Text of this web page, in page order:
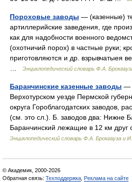
Пороховые заводы — (казенные)
артиллерийские заведения, где
как для надобности военного
(охотничий порох) в частные руки;
приготовляются и др. взрывчатыея
…
Энциклопедический словарь Ф.А.
Баранчинские казенные заводы —
Верхотурском уезде Пермской
округа Гороблагодатских заводов,
(см. это сл.). Б. заводов два: Нижне
Баранчинский лежащие в 12 км
Энциклопедический словарь Ф.А. Брокгауза и
© Академик, 2000-2026
Обратная связь: Техподдержка Реклама на сайте